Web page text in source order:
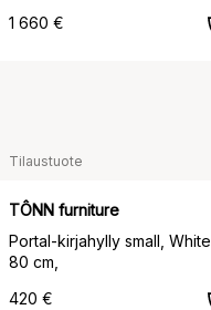
1 660 €
Tilaustuote
TÔNN furniture
Portal-kirjahylly small, White,
80 cm,
420 €